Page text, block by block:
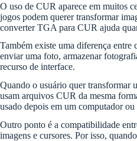
O uso de CUR aparece em muitos
jogos podem querer transformar
converter TGA para CUR ajuda
Também existe uma diferença
enviar uma foto, armazenar
recurso de interface.
Quando o usuário quer transformar
usam arquivos CUR da mesma
usado depois em um computador
Outro ponto é a compatibilidade
imagens e cursores. Por isso,